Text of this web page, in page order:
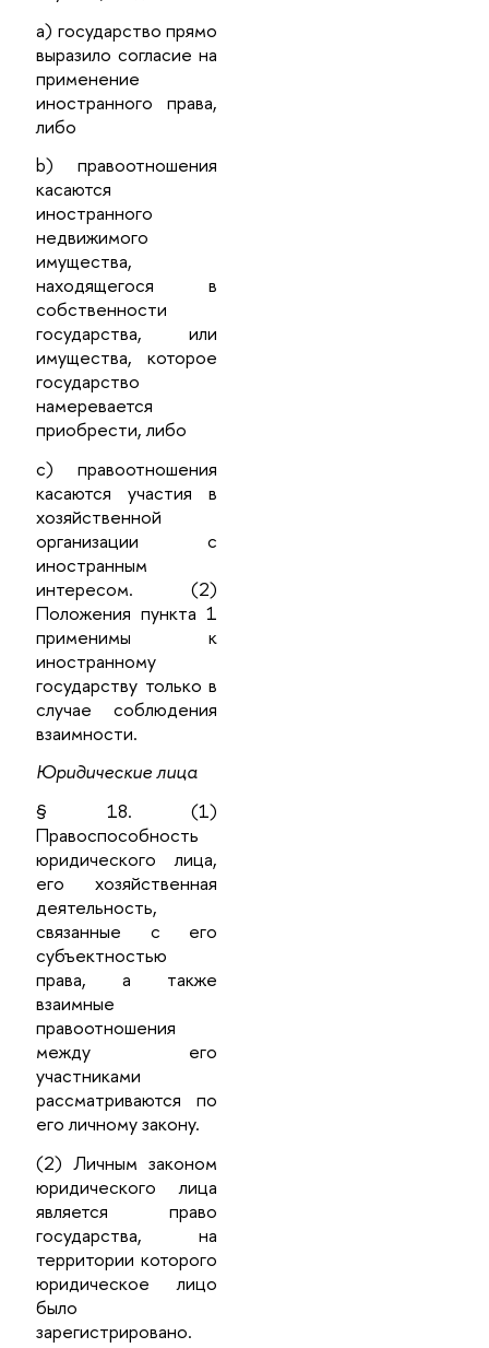
а) государство прямо
выразило согласие на
применение
иностранного права,
либо
b) правоотношения
касаются
иностранного
недвижимого
имущества,
находящегося в
собственности
государства, или
имущества, которое
государство
намеревается
приобрести, либо
с) правоотношения
касаются участия в
хозяйственной
организации с
иностранным
интересом. (2)
Положения пункта 1
применимы к
иностранному
государству только в
случае соблюдения
взаимности.
Юридические лица
§ 18. (1)
Правоспособность
юридического лица,
его хозяйственная
деятельность,
связанные с его
субъектностью
права, а также
взаимные
правоотношения
между его
участниками
рассматриваются по
его личному закону.
(2) Личным законом
юридического лица
является право
государства, на
территории которого
юридическое лицо
было
зарегистрировано.